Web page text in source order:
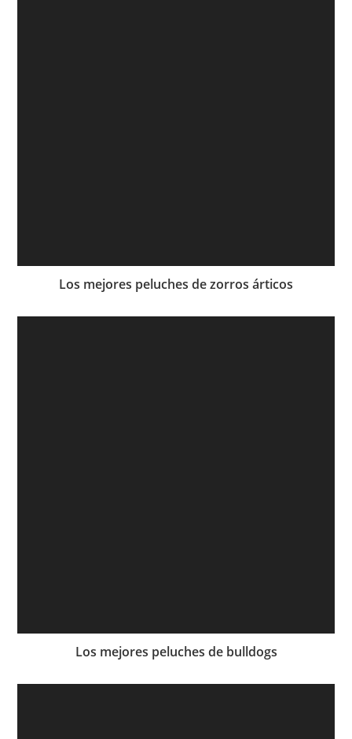
Los mejores peluches de zorros árticos
Los mejores peluches de bulldogs